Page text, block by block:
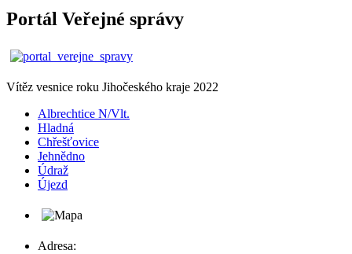
Portál Veřejné správy
Vítěz vesnice roku Jihočeského kraje 2022
Albrechtice N/Vlt.
Hladná
Chřešťovice
Jehnědno
Údraž
Újezd
Adresa: